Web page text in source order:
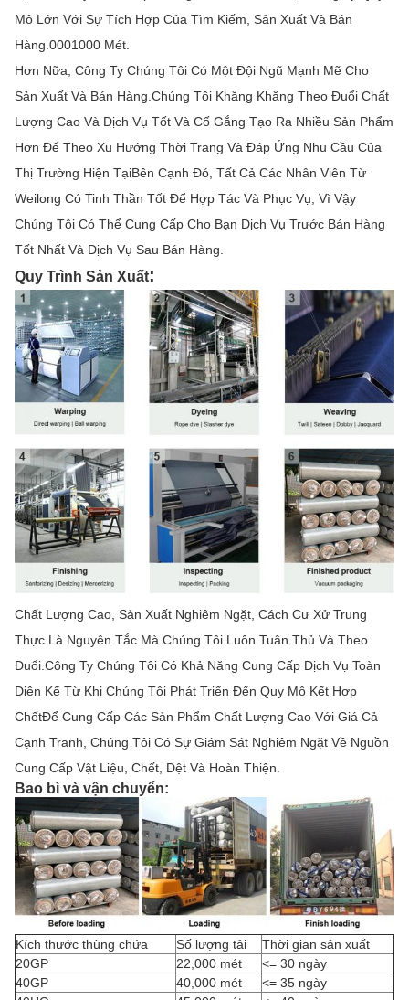
Mô Lớn Với Sự Tích Hợp Của Tìm Kiếm, Sản Xuất Và Bán
Hàng.0001000 Mét.
Hơn Nữa, Công Ty Chúng Tôi Có Một Đội Ngũ Mạnh Mẽ Cho
Sản Xuất Và Bán Hàng.Chúng Tôi Khăng Khăng Theo Đuổi Chất
Lượng Cao Và Dịch Vụ Tốt Và Cố Gắng Tạo Ra Nhiều Sản Phẩm
Hơn Để Theo Xu Hướng Thời Trang Và Đáp Ứng Nhu Cầu Của
Thị Trường Hiện TạiBên Cạnh Đó, Tất Cả Các Nhân Viên Từ
Weilong Có Tinh Thần Tốt Để Hợp Tác Và Phục Vụ, Vì Vậy
Chúng Tôi Có Thể Cung Cấp Cho Bạn Dịch Vụ Trước Bán Hàng
Tốt Nhất Và Dịch Vụ Sau Bán Hàng.
Quy Trình Sản Xuất:
Chất Lượng Cao, Sản Xuất Nghiêm Ngặt, Cách Cư Xử Trung
Thực Là Nguyên Tắc Mà Chúng Tôi Luôn Tuân Thủ Và Theo
Đuổi.Công Ty Chúng Tôi Có Khả Năng Cung Cấp Dịch Vụ Toàn
Diện Kể Từ Khi Chúng Tôi Phát Triển Đến Quy Mô Kết Hợp
ChếtĐể Cung Cấp Các Sản Phẩm Chất Lượng Cao Với Giá Cả
Cạnh Tranh, Chúng Tôi Có Sự Giám Sát Nghiêm Ngặt Về Nguồn
Cung Cấp Vật Liệu, Chết, Dệt Và Hoàn Thiện.
Bao bì và vận chuyển:
Kích thước thùng chứa Số lượng tải
Thời gian sản xuất
20GP
22,000 mét
<= 30 ngày
40GP
40,000 mét
<= 35 ngày